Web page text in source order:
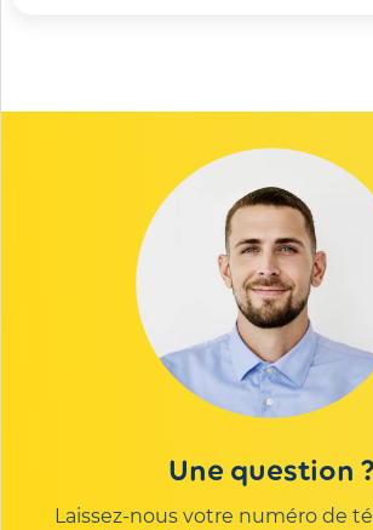
Une question ?
Laissez-nous votre numéro de